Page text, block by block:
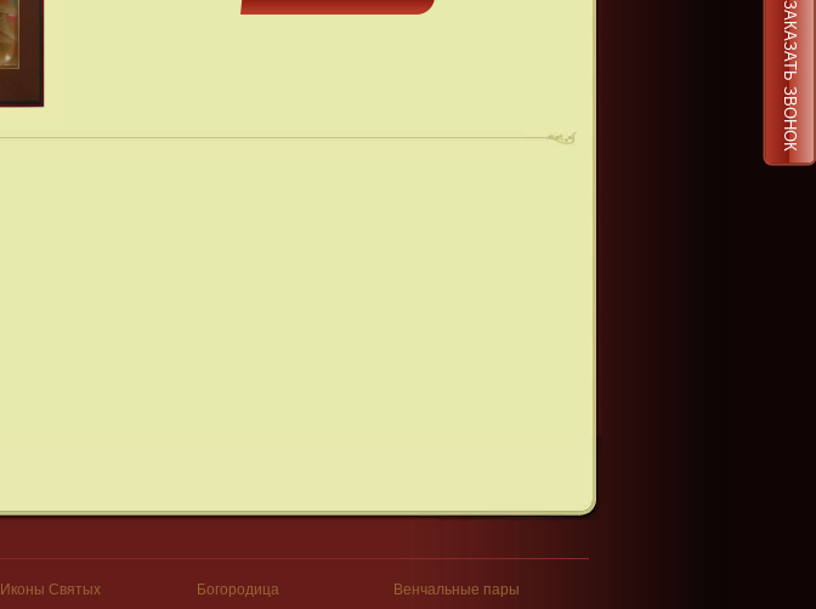
ЗАКАЗАТЬ ЗВОНОК
Иконы Святых Богородица Венчальные пары